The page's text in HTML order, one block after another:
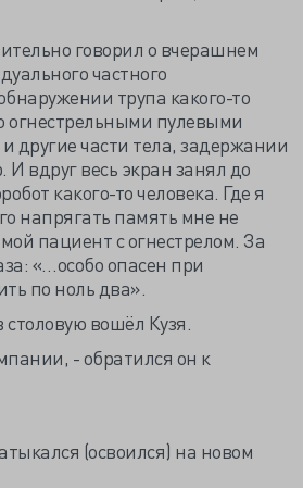
говорил о вчерашнем
частного
трупа какого-то
огнестрельными пулевыми
другие части тела, задержании
вдруг весь экран занял до
какого-то человека. Где я
напрягать память мне не
пациент с огнестрелом. За
«…особо опасен при
по ноль два».
вошёл Кузя.
- обратился он к
(освоился) на новом